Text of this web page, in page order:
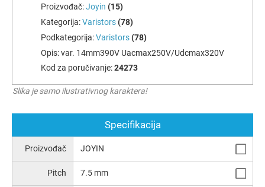
Proizvođač:Joyin (15)
Kategorija:Varistors(78)
Podkategorija:Varistors(78)
Opis:var. 14mm390V Uacmax250V/Udcmax320V
Kod za poručivanje:24273
Slika je samo ilustrativnog karaktera!
Specifikacija
Proizvođač JOYIN
Pitch 7.5 mm